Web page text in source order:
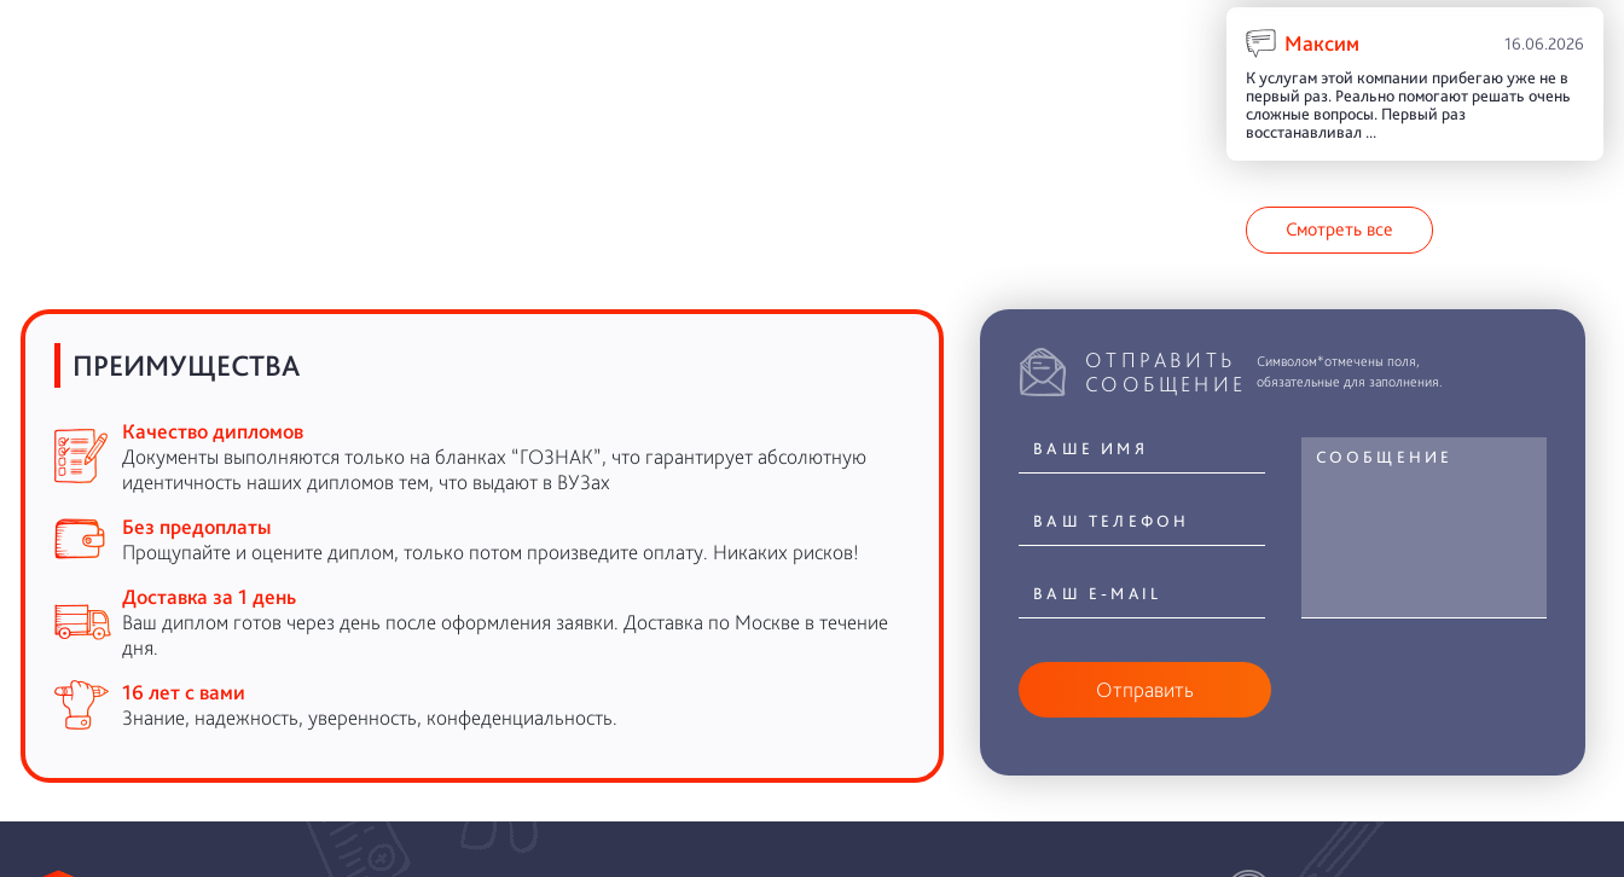
Максим 16.06.2026
К услугам этой компании прибегаю уже не в
первый раз. Реально помогают решать очень
сложные вопросы. Первый раз
восстанавливал ...
Смотреть все
ПРЕИМУЩЕСТВА
Качество дипломов
Документы выполняются только на бланках “ГОЗНАК”, что гарантирует абсолютную
идентичность наших дипломов тем, что выдают в ВУЗах
Без предоплаты
Прощупайте и оцените диплом, только потом произведите оплату. Никаких рисков!
Доставка за 1 день
Ваш диплом готов через день после оформления заявки. Доставка по Москве в течение
дня.
16 лет с вами
Знание, надежность, уверенность, конфеденциальность.
ОТПРАВИТЬ
СООБЩЕНИЕ
Символом*отмечены поля,
обязательные для заполнения.
Отправить